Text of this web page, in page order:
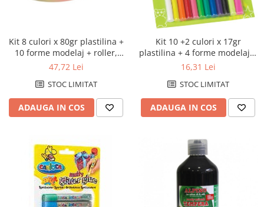
Pixuri si stilouri scolare
Plastilină si materiale de modelat
Radiere
Tonere imprimanta
Tonere compatibile Brother
Tonere compatibile Epson
Tonere compatibile HP
Tonere compatibile Konica-
Kit 8 culori x 80gr plastilina +
10 forme modelaj + roller,
ALPINO
47,72 Lei
STOC LIMITAT
ADAUGA IN COS
Kit 10 +2 culori x 17gr
plastilina + 4 forme modelaj +
roller, in blister, ALPINO
16,31 Lei
STOC LIMITAT
ADAUGA IN COS